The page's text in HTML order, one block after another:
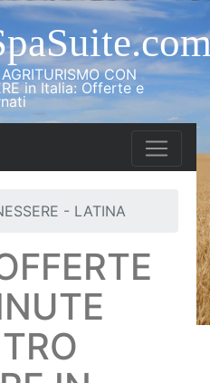
CON
in Italia: Offerte e
- LATINA